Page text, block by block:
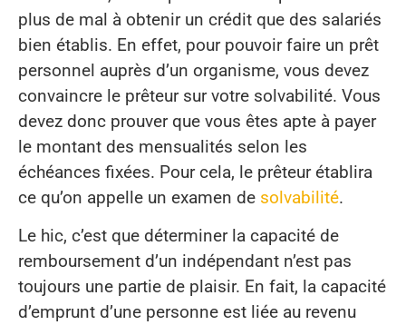
plus de mal à obtenir un crédit que des salariés
bien établis. En effet, pour pouvoir faire un prêt
personnel auprès d’un organisme, vous devez
convaincre le prêteur sur votre solvabilité. Vous
devez donc prouver que vous êtes apte à payer
le montant des mensualités selon les
échéances fixées. Pour cela, le prêteur établira
ce qu’on appelle un examen de solvabilité.
Le hic, c’est que déterminer la capacité de
remboursement d’un indépendant n’est pas
toujours une partie de plaisir. En fait, la capacité
d’emprunt d’une personne est liée au revenu